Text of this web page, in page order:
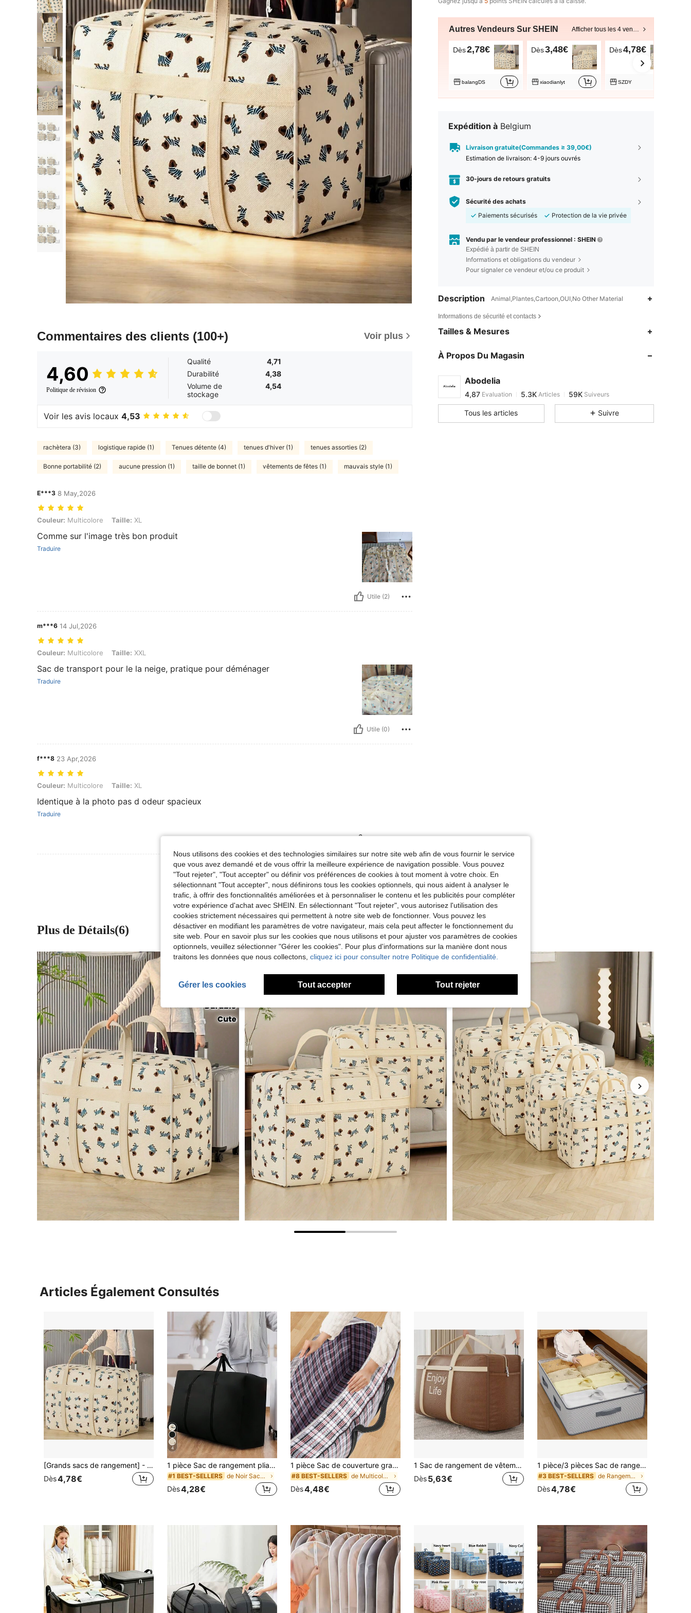
Commentaires des clients (100+) Voir plus
4,60
Politique de révision
Qualité
4,71
Durabilité
4,38
Volume de
stockage
4,54
Voir les avis locaux 4,53
rachètera (3) logistique rapide (1) Tenues détente (4) tenues d'hiver (1) tenues assorties (2)
Bonne portabilité (2) aucune pression (1) taille de bonnet (1) vêtements de fêtes (1) mauvais style (1)
E***3 8 May,2026
Couleur: Multicolore, Taille: XL
Couleur: Multicolore Taille: XL
Comme sur l'image très bon produit
Traduire
Utile (2)
m***6 14 Jul,2026
Couleur: Multicolore, Taille: XXL
Couleur: Multicolore Taille: XXL
Sac de transport pour le la neige, pratique pour déménager
Traduire
Utile (0)
f***8 23 Apr,2026
Couleur: Multicolore, Taille: XL
Couleur: Multicolore Taille: XL
Identique à la photo pas d odeur spacieux
Traduire
Voir Plus D'avis
Autres Vendeurs Sur SHEIN Afficher tous les 4 vendeurs
Dès2,78€
balangDS
Dès3,48€
xiaodianlyt
Dès4,78€
SZDY
Expédition à Belgium
Livraison gratuite(Commandes ≥ 39,00€)
Estimation de livraison: 4-9 jours ouvrés
30-jours de retours gratuits
Sécurité des achats
Paiements sécurisés
Protection de la vie privée
Vendu par le vendeur professionnel : SHEIN
Expédié à partir de SHEIN
Informations et obligations du vendeur
Pour signaler ce vendeur et/ou ce produit
Description Animal,Plantes,Cartoon,OUI,No Other Material
Informations de sécurité et contacts
Tailles & Mesures
À Propos Du Magasin
Abodelia
4,87
5.3K
4,87 Evaluation
s***qest en train de naviguer
4,87
Tous les articles Suivre
Plus de Détails(6)
Articles Également Consultés
[Grands sacs de rangement] - Tissu en polyester épais et durable, motif chien mignon, pliable, gain d'espace, poignées pour organiser les bagages. Convient pour les voyages, les déménagements, les vêtements, la literie et plus encore.
Dès4,78€
4
1 pièce Sac de rangement pliable portable en non-tissé avec fermeture éclair, organisateur de bagage noir. Solution de rangement pour vêtements de saison, couettes, décorations de Noël, équipement de voyage. Capacité extra-large, réutilisable, durable, léger, sac de transport tout-en-un
#1 BEST-SELLERS de Noir Sacs de rangement pliables
Dès4,28€
1 pièce Sac de couverture grande capacité, sac tissé, sac de déménagement, sac de rangement avec poignée renforcée, utilisé pour ranger les vêtements et la literie, matériau imperméable, organisateur de tiroir de garde-robe, sac de rangement cadeau de remise des diplômes, sac de rangement cadeau de fête
#8 BEST-SELLERS de Multicolore Sacs de rangement pliables
Dès4,48€
1 Sac de rangement de vêtements pliable grande capacité, sac de rangement pour bagages de déménagement, sac de rangement domestique, sac de rangement pour literie, sac de bagage de voyage, sac de rangement pour armoire, sac de rangement sous le lit, sac de rangement pour la rentrée scolaire, sac de rangement pour cadeaux de fête
Dès5,63€
1 pièce/3 pièces Sac de rangement sous le lit à grande capacité de 120 g avec motif rayé, sac de rangement sous le lit rectangulaire non tissé minimaliste de 120 g à très grande capacité, sac organisateur de vêtements avec grande ouverture et couvercle transparent, sac de rangement style tiroir pliable avec poignée, convient pour le stockage de literie et de vêtements, convient pour un usage domestique
#3 BEST-SELLERS de Rangement sous le lit
Dès4,78€
Nous utilisons des cookies et des technologies similaires sur notre site web afin de vous fournir le service
que vous avez demandé et de vous offrir la meilleure expérience de navigation possible. Vous pouvez
"Tout rejeter", "Tout accepter" ou définir vos préférences de cookies à tout moment à votre choix. En
sélectionnant "Tout accepter", nous définirons tous les cookies optionnels, qui nous aident à analyser le
trafic, à offrir des fonctionnalités améliorées et à personnaliser le contenu et les publicités pour compléter
votre expérience d'achat avec SHEIN. En sélectionnant "Tout rejeter", vous autorisez l'utilisation des
cookies strictement nécessaires qui permettent à notre site web de fonctionner. Vous pouvez les
désactiver en modifiant les paramètres de votre navigateur, mais cela peut affecter le fonctionnement du
site web. Pour en savoir plus sur les cookies que nous utilisons et pour ajuster vos paramètres de cookies
optionnels, veuillez sélectionner "Gérer les cookies". Pour plus d'informations sur la manière dont nous
traitons les données que nous collectons, cliquez ici pour consulter notre Politique de confidentialité.
Gérer les cookies Tout accepter Tout rejeter